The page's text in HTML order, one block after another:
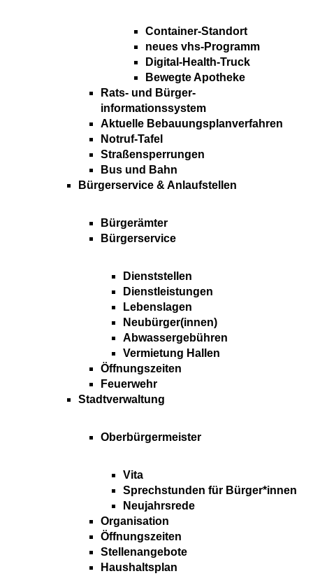
Container-Standort
neues vhs-Programm
Digital-Health-Truck
Bewegte Apotheke
Rats- und Bürger-
informationssystem
Aktuelle Bebauungsplanverfahren
Notruf-Tafel
Straßensperrungen
Bus und Bahn
Bürgerservice & Anlaufstellen
Bürgerämter
Bürgerservice
Dienststellen
Dienstleistungen
Lebenslagen
Neubürger(innen)
Abwassergebühren
Vermietung Hallen
Öffnungszeiten
Feuerwehr
Stadtverwaltung
Oberbürgermeister
Vita
Sprechstunden für Bürger*innen
Neujahrsrede
Organisation
Öffnungszeiten
Stellenangebote
Haushaltsplan